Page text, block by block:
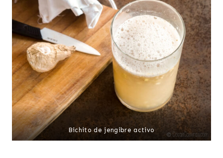
Bichito de jengibre activo